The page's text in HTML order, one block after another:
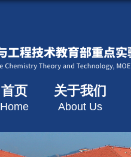
首页
Home
关于我们
About Us